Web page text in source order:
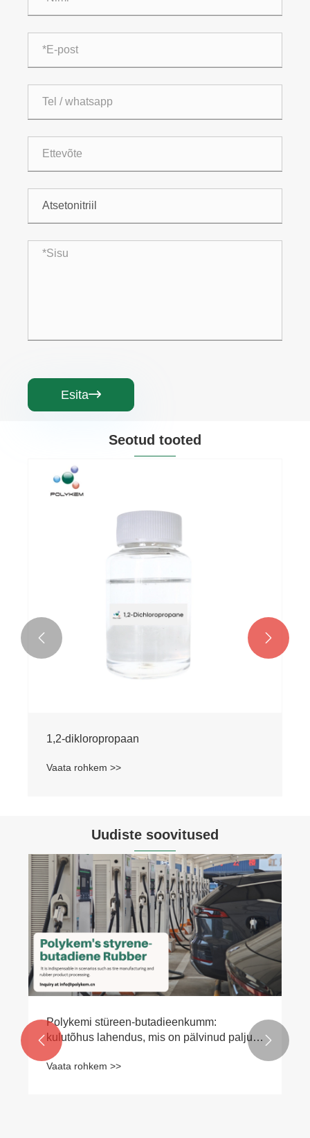
Esita
Seotud tooted
1,2-dikloropropaan
Vaata rohkem >>
 
Uudiste soovitused
Polykemi stüreen-butadieenkumm:
kulutõhus lahendus, mis on pälvinud palju
turu tähelepanu
Vaata rohkem >>
 